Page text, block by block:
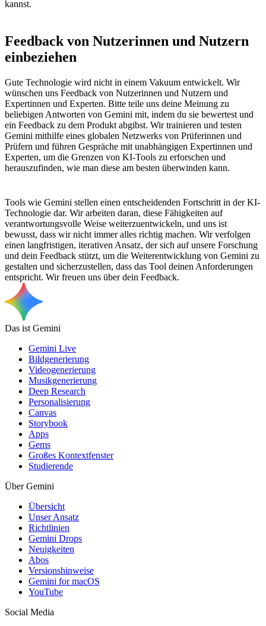
kannst.
Feedback von Nutzerinnen und Nutzern
einbeziehen
Gute Technologie wird nicht in einem Vakuum entwickelt. Wir
wünschen uns Feedback von Nutzerinnen und Nutzern und
Expertinnen und Experten. Bitte teile uns deine Meinung zu
beliebigen Antworten von Gemini mit, indem du sie bewertest und
ein Feedback zu dem Produkt abgibst. Wir trainieren und testen
Gemini mithilfe eines globalen Netzwerks von Prüferinnen und
Prüfern und führen Gespräche mit unabhängigen Expertinnen und
Experten, um die Grenzen von KI-Tools zu erforschen und
herauszufinden, wie man diese am besten überwinden kann.
Tools wie Gemini stellen einen entscheidenden Fortschritt in der KI-
Technologie dar. Wir arbeiten daran, diese Fähigkeiten auf
verantwortungsvolle Weise weiterzuentwickeln, und uns ist
bewusst, dass wir nicht immer alles richtig machen. Wir verfolgen
einen langfristigen, iterativen Ansatz, der sich auf unsere Forschung
und dein Feedback stützt, um die Weiterentwicklung von Gemini zu
gestalten und sicherzustellen, dass das Tool deinen Anforderungen
entspricht. Wir freuen uns über dein Feedback.
Das ist Gemini
Gemini Live
Bildgenerierung
Videogenerierung
Musikgenerierung
Deep Research
Personalisierung
Canvas
Storybook
Apps
Gems
Großes Kontextfenster
Studierende
Über Gemini
Übersicht
Unser Ansatz
Richtlinien
Gemini Drops
Neuigkeiten
Abos
Versionshinweise
Gemini for macOS
YouTube
Social Media